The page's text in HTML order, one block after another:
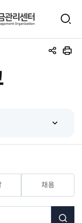
검
공
인
채용